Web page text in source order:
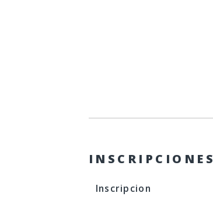
INSCRIPCIONES
Inscripcion